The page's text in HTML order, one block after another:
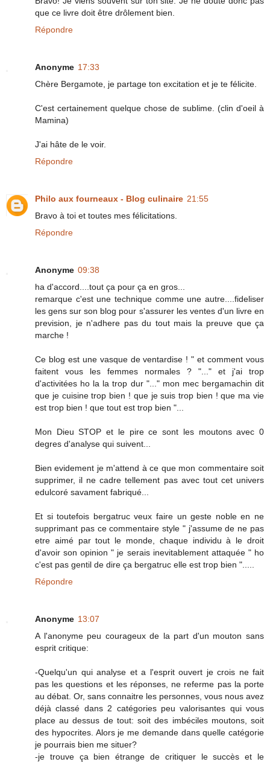
que ce livre doit être drôlement bien.
Répondre
Anonyme 17:33
Chère Bergamote, je partage ton excitation et je te félicite.
C'est certainement quelque chose de sublime. (clin d'oeil à
Mamina)
J'ai hâte de le voir.
Répondre
Philo aux fourneaux - Blog culinaire 21:55
Bravo à toi et toutes mes félicitations.
Répondre
Anonyme 09:38
ha d'accord....tout ça pour ça en gros...
remarque c'est une technique comme une autre....fideliser
les gens sur son blog pour s'assurer les ventes d'un livre en
prevision, je n'adhere pas du tout mais la preuve que ça
marche !
Ce blog est une vasque de ventardise ! " et comment vous
faitent vous les femmes normales ? "..." et j'ai trop
d'activitées ho la la trop dur "..." mon mec bergamachin dit
que je cuisine trop bien ! que je suis trop bien ! que ma vie
est trop bien ! que tout est trop bien "...
Mon Dieu STOP et le pire ce sont les moutons avec 0
degres d'analyse qui suivent...
Bien evidement je m'attend à ce que mon commentaire soit
supprimer, il ne cadre tellement pas avec tout cet univers
edulcoré savament fabriqué...
Et si toutefois bergatruc veux faire un geste noble en ne
supprimant pas ce commentaire style " j'assume de ne pas
etre aimé par tout le monde, chaque individu à le droit
d'avoir son opinion " je serais inevitablement attaquée " ho
c'est pas gentil de dire ça bergatruc elle est trop bien ".....
Répondre
Anonyme 13:07
A l'anonyme peu courageux de la part d'un mouton sans
esprit critique:
-Quelqu'un qui analyse et a l'esprit ouvert je crois ne fait
pas les questions et les réponses, ne referme pas la porte
au débat. Or, sans connaitre les personnes, vous nous avez
déjà classé dans 2 catégories peu valorisantes qui vous
place au dessus de tout: soit des imbéciles moutons, soit
des hypocrites. Alors je me demande dans quelle catégorie
je pourrais bien me situer?
-je trouve ça bien étrange de critiquer le succès et le